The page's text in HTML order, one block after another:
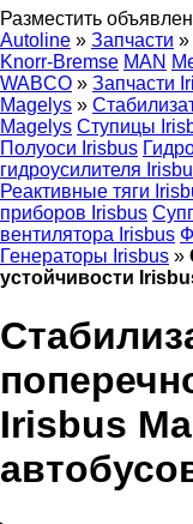
Разместить
Autoline » Запчасти »
Knorr-Bremse MAN
WABCO » Запчасти
Magelys »
Magelys Ступицы
Полуоси Irisbus
гидроусилителя
Реактивные тяги
приборов Irisbus
вентилятора Irisbus
Генераторы Irisbus »
устойчивости
Irisbus